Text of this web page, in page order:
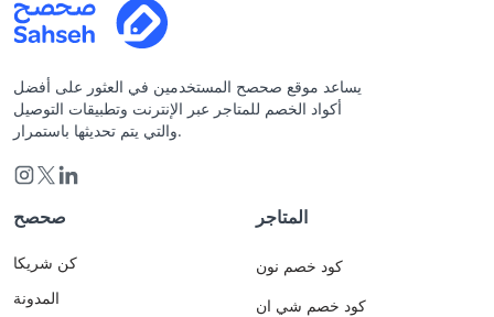
يساعد موقع صحصح المستخدمين في العثور على أفضل
أكواد الخصم للمتاجر عبر الإنترنت وتطبيقات التوصيل
والتي يتم تحديثها باستمرار.
صحصح
كن شريكا
المدونة
المتاجر
كود خصم نون
كود خصم شي ان